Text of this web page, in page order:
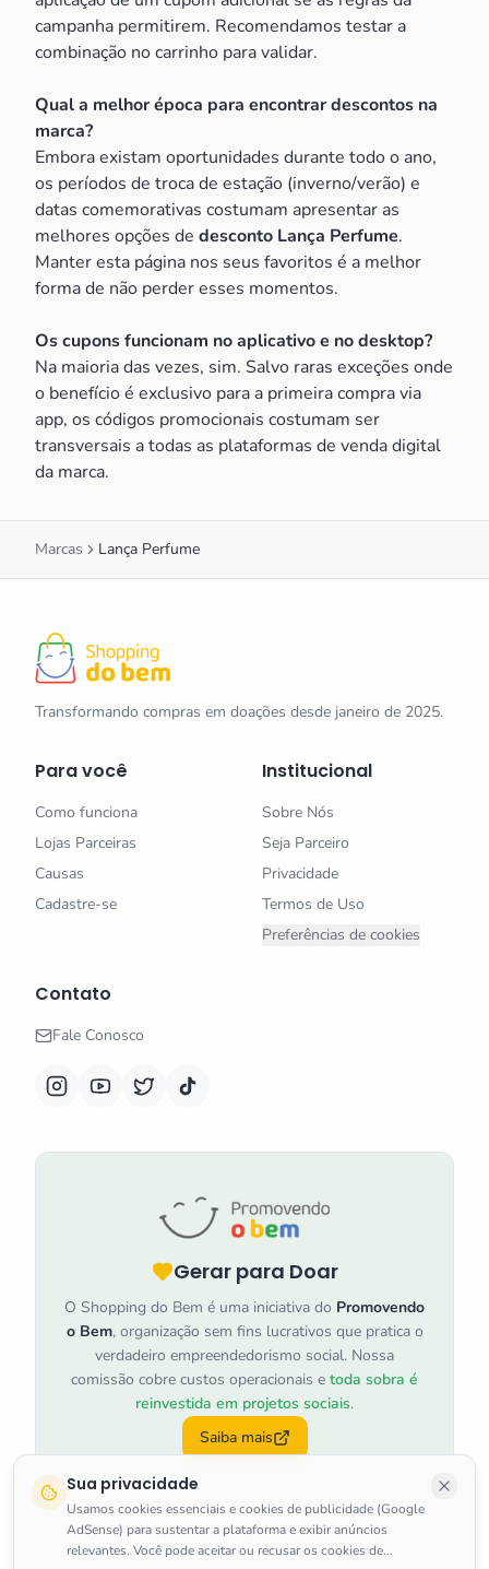
Sua privacidade
Usamos cookies essenciais e cookies de publicidade (Google
AdSense) para sustentar a plataforma e exibir anúncios
relevantes. Você pode aceitar ou recusar os cookies de
campanha permitirem. Recomendamos testar a
combinação no carrinho para validar.
Qual a melhor época para encontrar descontos na
marca?
Embora existam oportunidades durante todo o ano,
os períodos de troca de estação (inverno/verão) e
datas comemorativas costumam apresentar as
melhores opções de desconto Lança Perfume.
Manter esta página nos seus favoritos é a melhor
forma de não perder esses momentos.
Os cupons funcionam no aplicativo e no desktop?
Na maioria das vezes, sim. Salvo raras exceções onde
o benefício é exclusivo para a primeira compra via
app, os códigos promocionais costumam ser
transversais a todas as plataformas de venda digital
da marca.
Marcas Lança Perfume
Transformando compras em doações desde janeiro de 2025.
Para você
Como funciona
Lojas Parceiras
Causas
Cadastre-se
Institucional
Sobre Nós
Seja Parceiro
Privacidade
Termos de Uso
Preferências de cookies
Contato
Fale Conosco
Gerar para Doar
O Shopping do Bem é uma iniciativa do Promovendo
o Bem, organização sem fins lucrativos que pratica o
verdadeiro empreendedorismo social. Nossa
comissão cobre custos operacionais e toda sobra é
reinvestida em projetos sociais.
Saiba mais